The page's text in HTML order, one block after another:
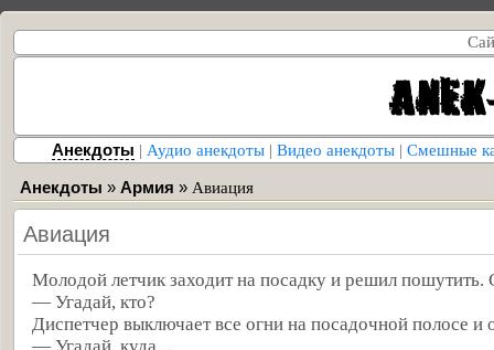
Анекдоты | Аудио анекдоты | Видео анекдоты | Смешные
Анекдоты » Армия » Авиация
Авиация
Молодой летчик заходит на посадку и решил пошутить.
— Угадай, кто?
Диспетчер выключает все огни на посадочной полосе и